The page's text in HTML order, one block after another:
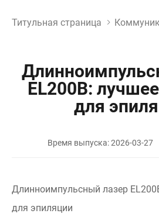
Титульная страница
EL200B:
для
Время выпуска: 2026-03-27
Длинноимпульсный лазер
для эпиляции